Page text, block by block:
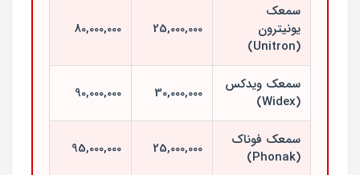
سمعک
یونیترون
(Unitron)
25,000,000
80,000,000
سمعک ویدکس
(Widex)
30,000,000
90,000,000
سمعک فوناک
(Phonak)
25,000,000
95,000,000